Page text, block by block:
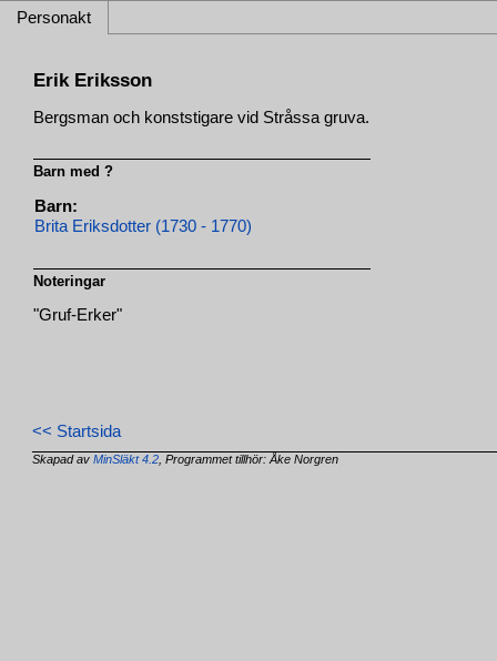
Personakt
Erik Eriksson
Bergsman och konststigare vid Stråssa gruva.
Barn med ?
Barn:
Brita Eriksdotter (1730 - 1770)
Noteringar
"Gruf-Erker"
<< Startsida
Skapad avMinSläkt 4.2 , Programmet tillhör: Åke Norgren